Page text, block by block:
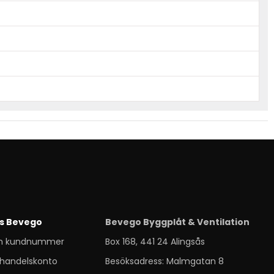
Bevego
kundnummer
Bevego Byggplåt & Ventilation
Box 168, 441 24 Alingsås
Besöksadress: Malmgatan 8